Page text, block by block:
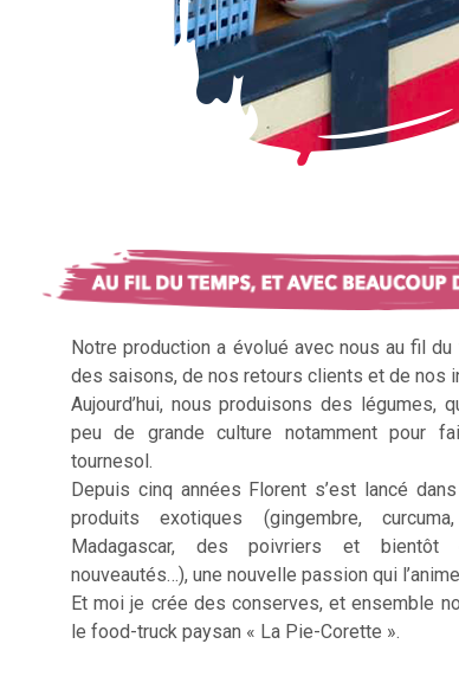
Notre production a évolué avec nous au fil du
des saisons, de nos retours clients et de nos
Aujourd’hui, nous produisons des légumes,
peu de grande culture notamment pour
tournesol.
Depuis cinq années Florent s’est lancé
produits exotiques (gingembre,
Madagascar, des poivriers et bientôt
nouveautés…), une nouvelle passion qui
Et moi je crée des conserves, et ensemble
le food-truck paysan « La Pie-Corette ».